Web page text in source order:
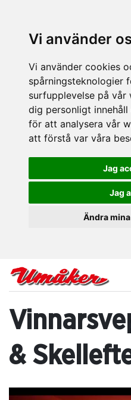
Vi använder
Vi använder cookies
spårningsteknologier
surfupplevelse på
dig personligt
för att analysera vår
att förstå var våra
Jag
Jag
Ändra
&